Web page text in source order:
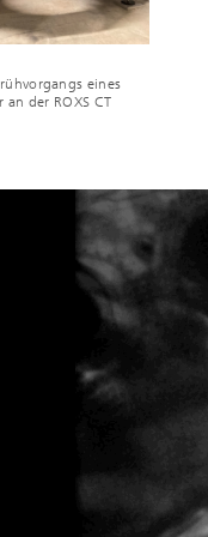
eines
an der ROXS CT